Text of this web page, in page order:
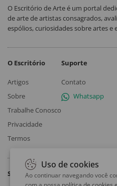
O Escritório de Arte é um portal
de arte de artistas consagrados,
espólios, curiosidades sobre artes e
O Escritório
Artigos
Sobre
Trabalhe Conosco
Privacidade
Termos
Suporte
Contato
Whatsapp
Siga
Uso de cookies
Ao continuar navegando você